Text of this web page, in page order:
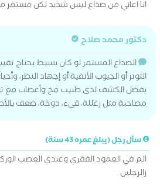
انا اعاني من صداع ليس شديد لكن
دكتور محمد صلاح
الصداع المستمر لو كان بسيط يحتاج
التوتر أو الجيوب الأنفية أو إجهاد النظر،
يفضل الكشف لدى طبيب مخ وأعصاب مع
مصاحبة مثل زغللة، قيء، دوخة، ضعف
سأل رجل (يبلغ عمره 43 سنة)
الم في العمود الفقري وعندي العصب
زالرجلين